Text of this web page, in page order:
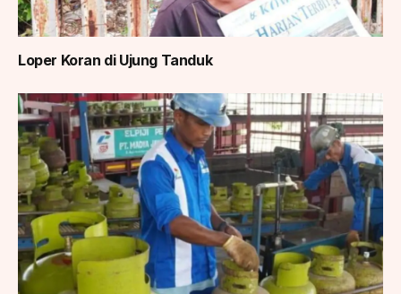
Loper Koran di Ujung Tanduk